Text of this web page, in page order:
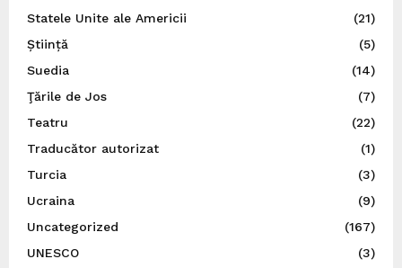
Statele Unite ale Americii
(21)
Știință
(5)
Suedia
(14)
Ţările de Jos
(7)
Teatru
(22)
Traducător autorizat
(1)
Turcia
(3)
Ucraina
(9)
Uncategorized
(167)
UNESCO
(3)